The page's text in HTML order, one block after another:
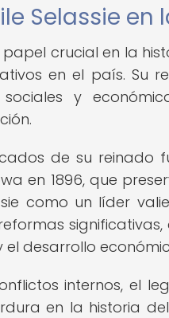
Selassie en
papel crucial en la
en el país. Su
sociales y
de su reinado
en 1896, que
como un líder
desarrollo
internos, el
en la historia